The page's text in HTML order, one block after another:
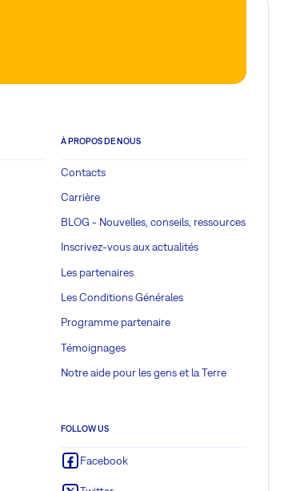
À PROPOS DE NOUS
Contacts
Carrière
BLOG - Nouvelles, conseils, ressources
Inscrivez-vous aux actualités
Les partenaires
Les Conditions Générales
Programme partenaire
Témoignages
Notre aide pour les gens et la Terre
FOLLOW US
Facebook